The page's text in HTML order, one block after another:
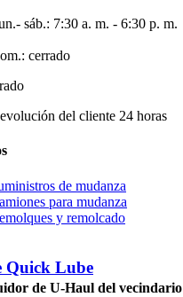
sáb.: 7:30 a. m. - 6:30 p. m.
cerrado
del cliente 24 horas
de mudanza
para mudanza
y remolcado
Quick Lube
de U-Haul del vecindario